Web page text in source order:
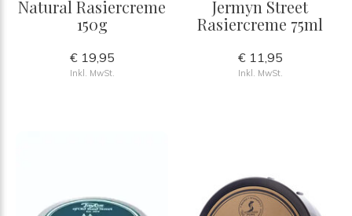
Natural Rasiercreme
150g
€ 19,95
Inkl. MwSt.
Jermyn Street
Rasiercreme 75ml
€ 11,95
Inkl. MwSt.